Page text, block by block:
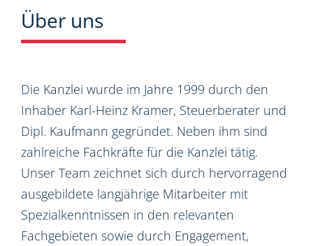
Über uns
Die Kanzlei wurde im Jahre 1999 durch den
Inhaber Karl-Heinz Kramer, Steuerberater und
Dipl. Kaufmann gegründet. Neben ihm sind
zahlreiche Fachkräfte für die Kanzlei tätig.
Unser Team zeichnet sich durch hervorragend
ausgebildete langjährige Mitarbeiter mit
Spezialkenntnissen in den relevanten
Fachgebieten sowie durch Engagement,